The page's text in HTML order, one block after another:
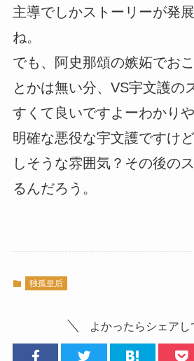
主導でしかストーリーが発
ね。
でも、阿史那頌の嫉妬でお
とかは無い分、VS宇文護の
すくて良いですよーわかり
明確な悪役な宇文護ですけ
しそうな雰囲気？その後の
るんだろう。
独孤皇后
よかったらシェアし